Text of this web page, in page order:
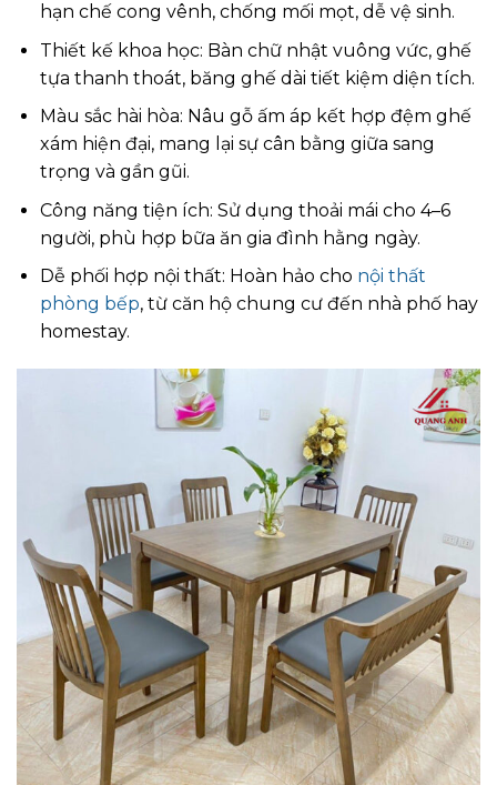
hạn chế cong vênh, chống mối mọt, dễ vệ sinh.
Thiết kế khoa học: Bàn chữ nhật vuông vức, ghế
tựa thanh thoát, băng ghế dài tiết kiệm diện tích.
Màu sắc hài hòa: Nâu gỗ ấm áp kết hợp đệm ghế
xám hiện đại, mang lại sự cân bằng giữa sang
trọng và gần gũi.
Công năng tiện ích: Sử dụng thoải mái cho 4–6
người, phù hợp bữa ăn gia đình hằng ngày.
Dễ phối hợp nội thất: Hoàn hảo cho nội thất
phòng bếp, từ căn hộ chung cư đến nhà phố hay
homestay.